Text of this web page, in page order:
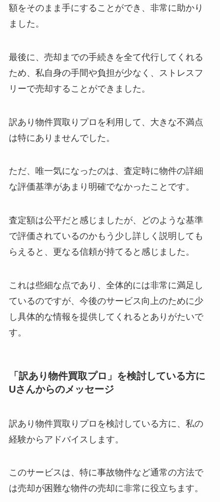
額をそのまま手にすることができ、非常に助かり
ました。
最後に、売却までの手続きを全て代行してくれる
ため、私自身の手間や負担が少なく、ストレスフ
リーで売却することができました。
訳あり物件買取りプロを利用して、大きな不満点
は特にありませんでした。
ただ、唯一気になったのは、査定時に物件の詳細
な評価基準があまり明確でなかったことです。
査定額は公平だと感じましたが、どのような基準
で評価されているのかもう少し詳しく説明しても
らえると、更なる信頼が持てると感じました。
これは些細な点であり、全体的には非常に満足し
ているのですが、今後のサービス向上のために少
し具体的な情報を提供してくれるとありがたいで
す。
「訳あり物件買取プロ」を検討している方に
Uさんからのメッセージ
訳あり物件買取りプロを検討している方に、私の
経験からアドバイスします。
このサービスは、特に事故物件など通常の方法で
は売却が困難な物件の売却に非常に役立ちます。